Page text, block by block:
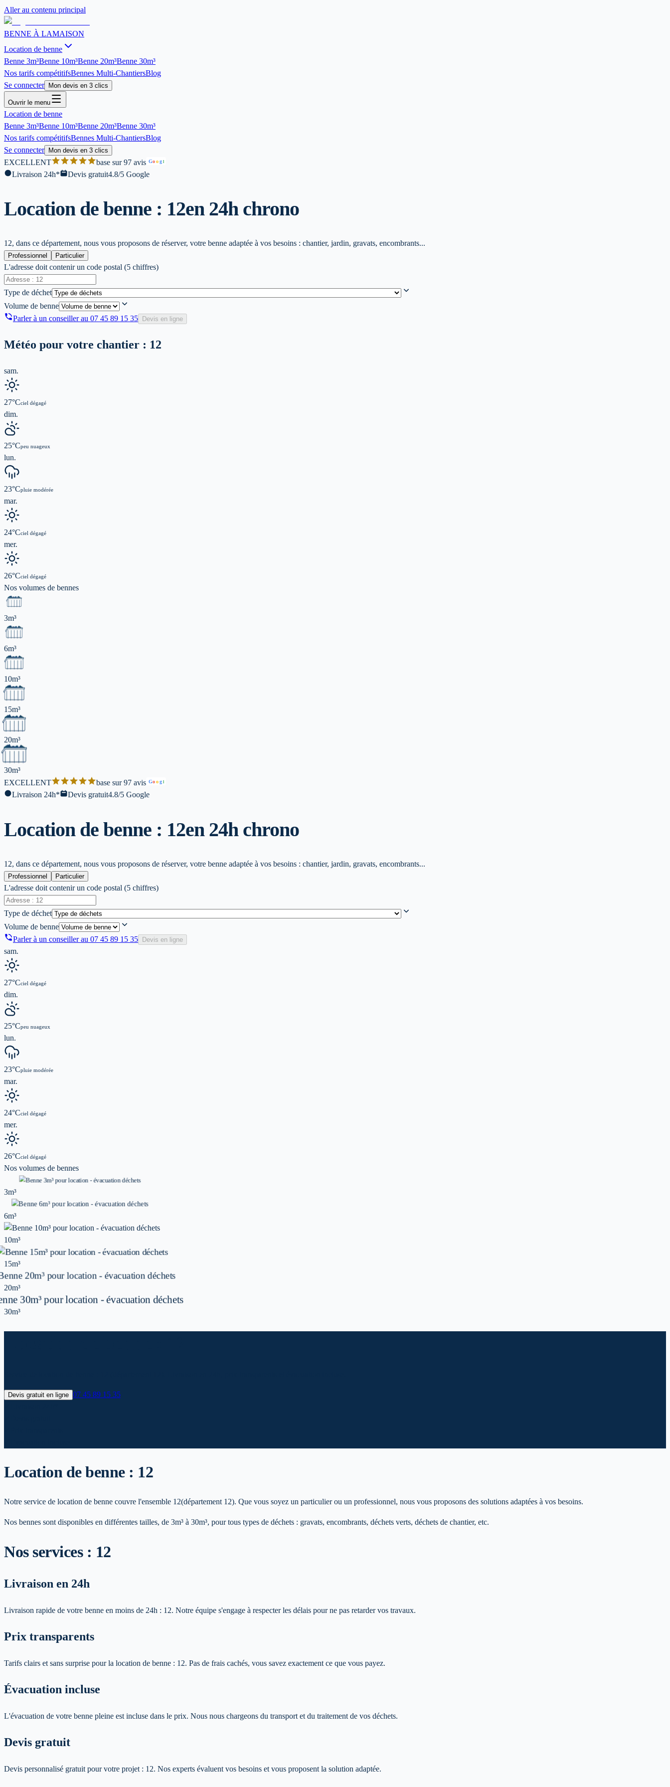
Aller au contenu principal
BENNE À LAMAISON
Location de benne
Benne 3m³Benne 10m³Benne 20m³Benne 30m³
Nos tarifs compétitifsBennes Multi-ChantiersBlog
Se connecter
Mon devis en 3 clics
Ouvrir le menu
Location de benne
Benne 3m³Benne 10m³Benne 20m³Benne 30m³
Nos tarifs compétitifsBennes Multi-ChantiersBlog
Se connecter
Mon devis en 3 clics
EXCELLENT base sur 97 avis Goog l
Livraison 24h* Devis gratuit4.8/5 Google
Location de benne : 12en 24h chrono
12, dans ce département, nous vous proposons de réserver, votre benne adaptée à vos besoins : chantier, jardin, gravats, encombrants...
Professionnel Particulier
L'adresse doit contenir un code postal (5 chiffres)
Type de déchet
Volume de benne
Parler à un conseiller au 07 45 89 15 35 Devis en ligne
Météo pour votre chantier : 12
sam.
27°Cciel dégagé
dim.
25°Cpeu nuageux
lun.
23°Cpluie modérée
mar.
24°Cciel dégagé
mer.
26°Cciel dégagé
Nos volumes de bennes
3m³
6m³
10m³
15m³
20m³
30m³
EXCELLENT
base sur 97 avis Goog l
Livraison 24h* Devis gratuit4.8/5 Google
Location de benne : 12en 24h chrono
12, dans ce département, nous vous proposons de réserver, votre benne adaptée à vos besoins : chantier, jardin, gravats, encombrants...
Professionnel Particulier
L'adresse doit contenir un code postal (5 chiffres)
Type de déchet
Volume de benne
Parler à un conseiller au 07 45 89 15 35 Devis en ligne
sam.
27°Cciel dégagé
dim.
25°Cpeu nuageux
lun.
23°Cpluie modérée
mar.
24°Cciel dégagé
mer.
26°Cciel dégagé
Nos volumes de bennes
3m³
6m³
10m³
15m³
20m³
30m³
Devis gratuit en ligne 07 45 89 15 35
Location de benne : 12
Notre service de location de benne couvre l'ensemble 12(département 12). Que vous soyez un particulier ou un professionnel, nous vous proposons des solutions adaptées à vos besoins.
Nos bennes sont disponibles en différentes tailles, de 3m³ à 30m³, pour tous types de déchets : gravats, encombrants, déchets verts, déchets de chantier, etc.
Nos services : 12
Livraison en 24h
Livraison rapide de votre benne en moins de 24h : 12. Notre équipe s'engage à respecter les délais pour ne pas retarder vos travaux.
Prix transparents
Tarifs clairs et sans surprise pour la location de benne : 12. Pas de frais cachés, vous savez exactement ce que vous payez.
Évacuation incluse
L'évacuation de votre benne pleine est incluse dans le prix. Nous nous chargeons du transport et du traitement de vos déchets.
Devis gratuit
Devis personnalisé gratuit pour votre projet : 12. Nos experts évaluent vos besoins et vous proposent la solution adaptée.